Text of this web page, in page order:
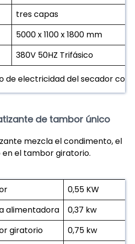
tres capas
5000 x 1100 x 1800 mm
380V 50HZ Trifásico
de electricidad del secador
de tambor único
mezcla el condimento, el
el tambor giratorio.
0,55 KW
alimentadora
0,37 kw
giratorio
0,75 kw